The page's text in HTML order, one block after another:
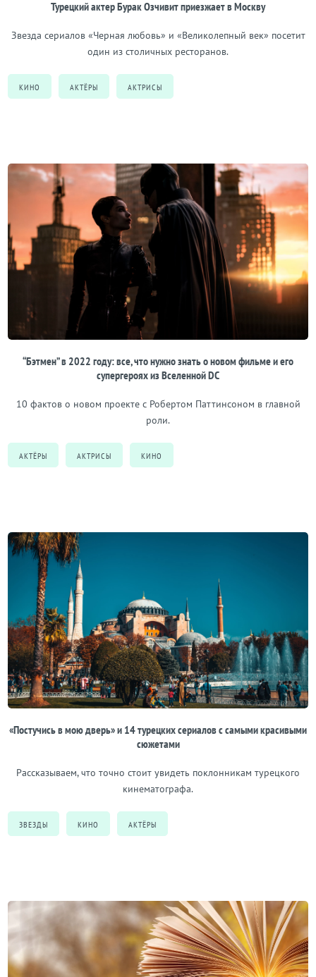
Турецкий актер Бурак Озчивит приезжает в Москву
Звезда сериалов «Черная любовь» и «Великолепный век» посетит
один из столичных ресторанов.
КИНО АКТЁРЫ АКТРИСЫ
“Бэтмен” в 2022 году: все, что нужно знать о новом фильме и его
супергероях из Вселенной DC
10 фактов о новом проекте с Робертом Паттинсоном в главной
роли.
АКТЁРЫ АКТРИСЫ КИНО
«Постучись в мою дверь» и 14 турецких сериалов с самыми красивыми
сюжетами
Рассказываем, что точно стоит увидеть поклонникам турецкого
кинематографа.
ЗВЕЗДЫ КИНО АКТЁРЫ